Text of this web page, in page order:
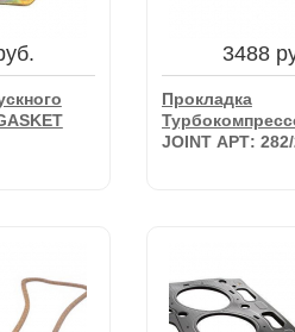
В
3488
Прокладка
JOINT АРТ: 282/